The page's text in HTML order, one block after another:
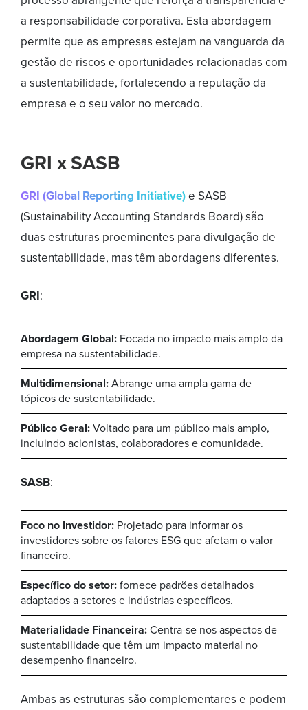
a responsabilidade corporativa. Esta abordagem
permite que as empresas estejam na vanguarda da
gestão de riscos e oportunidades relacionadas com
a sustentabilidade, fortalecendo a reputação da
empresa e o seu valor no mercado.
GRI x SASB
GRI (Global Reporting Initiative)e SASB
(Sustainability Accounting Standards Board) são
duas estruturas proeminentes para divulgação de
sustentabilidade, mas têm abordagens diferentes.
GRI:
Abordagem Global: Focada no impacto mais amplo da
empresa na sustentabilidade.
Multidimensional:Abrange uma ampla gama de
tópicos de sustentabilidade.
Público Geral:Voltado para um público mais amplo,
incluindo acionistas, colaboradores e comunidade.
SASB:
Foco no Investidor: Projetado para informar os
investidores sobre os fatores ESG que afetam o valor
financeiro.
Específico do setor:fornece padrões detalhados
adaptados a setores e indústrias específicos.
Materialidade Financeira:Centra-se nos aspectos de
sustentabilidade que têm um impacto material no
desempenho financeiro.
Ambas as estruturas são complementares e podem